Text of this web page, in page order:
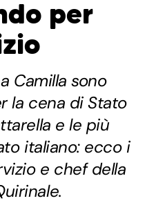
per
Camilla sono
la cena di Stato
e le più
italiano: ecco i
e chef della